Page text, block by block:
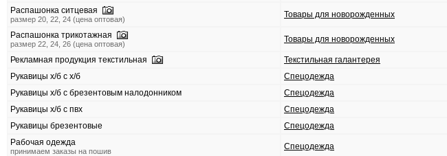
Распашонка ситцевая
размер 20, 22, 24 (цена оптовая) Товары для новорожденных
Распашонка трикотажная
размер 22, 24, 26 (цена оптовая) Товары для новорожденных
Рекламная продукция текстильная Текстильная галантерея
Рукавицы х/б с х/б
Спецодежда
Рукавицы х/б с брезентовым налодонником
Спецодежда
Рукавицы х/б с пвх
Спецодежда
Рукавицы брезентовые
Спецодежда
Рабочая одежда
принимаем заказы на пошив Спецодежда